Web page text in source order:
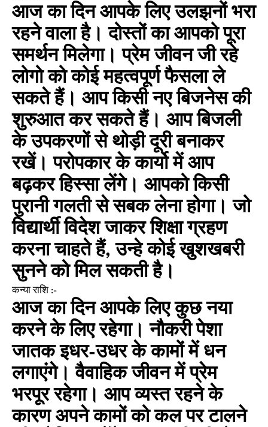
आज का दिन आपके लिए उलझनों भरा
रहने वाला है। दोस्तों का आपको पूरा
समर्थन मिलेगा। प्रेम जीवन जी रहे
लोगो को कोई महत्वपूर्ण फैसला ले
सकते हैं। आप किसी नए बिजनेस की
शुरुआत कर सकते हैं। आप बिजली
के उपकरणों से थोड़ी दूरी बनाकर
रखें। परोपकार के कार्यो में आप
बढ़कर हिस्सा लेंगे। आपको किसी
पुरानी गलती से सबक लेना होगा। जो
विद्यार्थी विदेश जाकर शिक्षा ग्रहण
करना चाहते हैं, उन्हे कोई खुशखबरी
सुनने को मिल सकती है।
कन्या राशि :-
आज का दिन आपके लिए कुछ नया
करने के लिए रहेगा। नौकरी पेशा
जातक इधर-उधर के कामों में धन
लगाएंगे। वैवाहिक जीवन में प्रेम
भरपूर रहेगा। आप व्यस्त रहने के
कारण अपने कामों को कल पर टालने